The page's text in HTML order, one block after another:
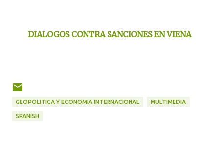
DIALOGOS CONTRA SANCIONES EN VIENA
GEOPOLITICA Y ECONOMIA INTERNACIONAL MULTIMEDIA
SPANISH